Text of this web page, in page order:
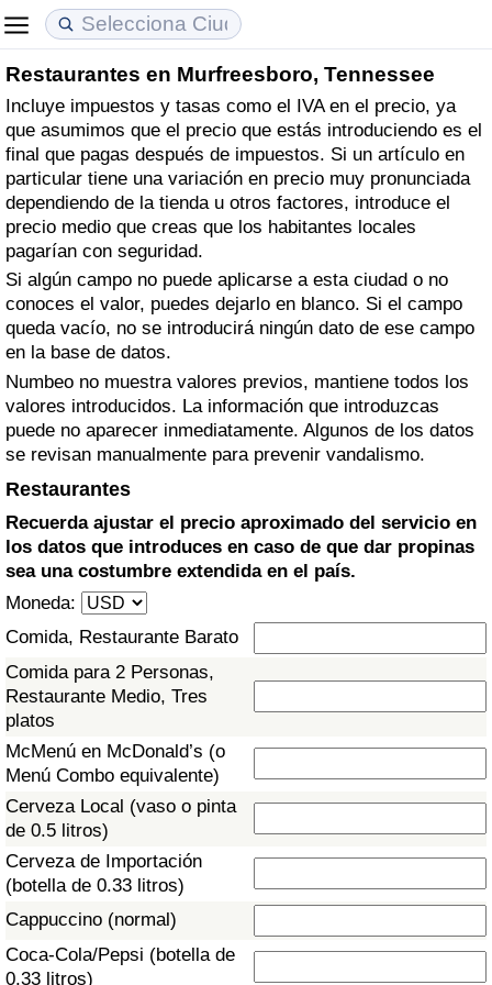
Restaurantes en Murfreesboro, Tennessee
Incluye impuestos y tasas como el IVA en el precio, ya
que asumimos que el precio que estás introduciendo es el
final que pagas después de impuestos. Si un artículo en
particular tiene una variación en precio muy pronunciada
dependiendo de la tienda u otros factores, introduce el
precio medio que creas que los habitantes locales
pagarían con seguridad.
Si algún campo no puede aplicarse a esta ciudad o no
conoces el valor, puedes dejarlo en blanco. Si el campo
queda vacío, no se introducirá ningún dato de ese campo
en la base de datos.
Numbeo no muestra valores previos, mantiene todos los
valores introducidos. La información que introduzcas
puede no aparecer inmediatamente. Algunos de los datos
se revisan manualmente para prevenir vandalismo.
Restaurantes
Recuerda ajustar el precio aproximado del servicio en
los datos que introduces en caso de que dar propinas
sea una costumbre extendida en el país.
Moneda:
Comida, Restaurante Barato
Comida para 2 Personas,
Restaurante Medio, Tres
platos
McMenú en McDonald’s (o
Menú Combo equivalente)
Cerveza Local (vaso o pinta
de 0.5 litros)
Cerveza de Importación
(botella de 0.33 litros)
Cappuccino (normal)
Coca-Cola/Pepsi (botella de
0.33 litros)
Coste de vida
Índice de Costo de Vida (Actual)
Índice de Costo de Vida
Índice de costo de vida por país
en aqaba
Precios de las propiedades
Índice de Precios de Inmuebles (Actual)
Índice de Precios de Inmuebles
Índice de Precios de Inmuebles por País
Calidad de Vida
Índice de Calidad de Vida
Índice de Calidad de Vida (Actual)
Índice de calidad de vida por país
Delincuencia
Calificación del Índice de Criminalidad
(Actual)
Índice de Criminalidad
Índice de criminalidad por país
Sanidad
Índice de Sanidad (Actual)
Índice de Sanidad
Índice de Sanidad por País
Contaminación
Índice de Contaminación (Actual)
Índice de contaminación
Índice de Contaminación por País